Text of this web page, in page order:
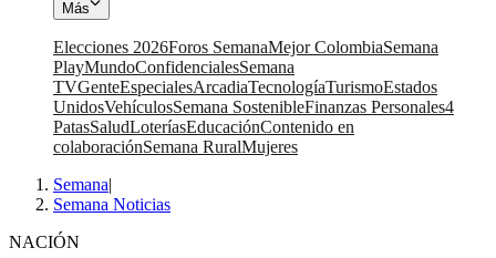
Más
Elecciones 2026Foros SemanaMejor ColombiaSemana
PlayMundoConfidencialesSemana
TVGenteEspecialesArcadiaTecnologíaTurismoEstados
UnidosVehículosSemana SostenibleFinanzas Personales4
PatasSaludLoteríasEducaciónContenido en
colaboraciónSemana RuralMujeres
Semana|
Semana Noticias
NACIÓN